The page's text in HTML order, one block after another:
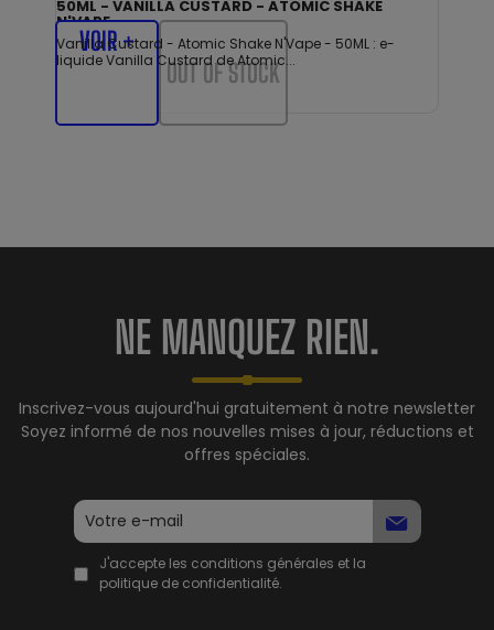
50ML - VANILLA CUSTARD - ATOMIC SHAKE
N'VAPE
Vanilla Custard - Atomic Shake N'Vape - 50ML : e-
liquide Vanilla Custard de Atomic...
VOIR +
OUT OF STOCK
NE MANQUEZ RIEN.
Inscrivez-vous aujourd'hui gratuitement à notre newsletter
Soyez informé de nos nouvelles mises à jour, réductions et
offres spéciales.
J'accepte les conditions générales et la
politique de confidentialité.